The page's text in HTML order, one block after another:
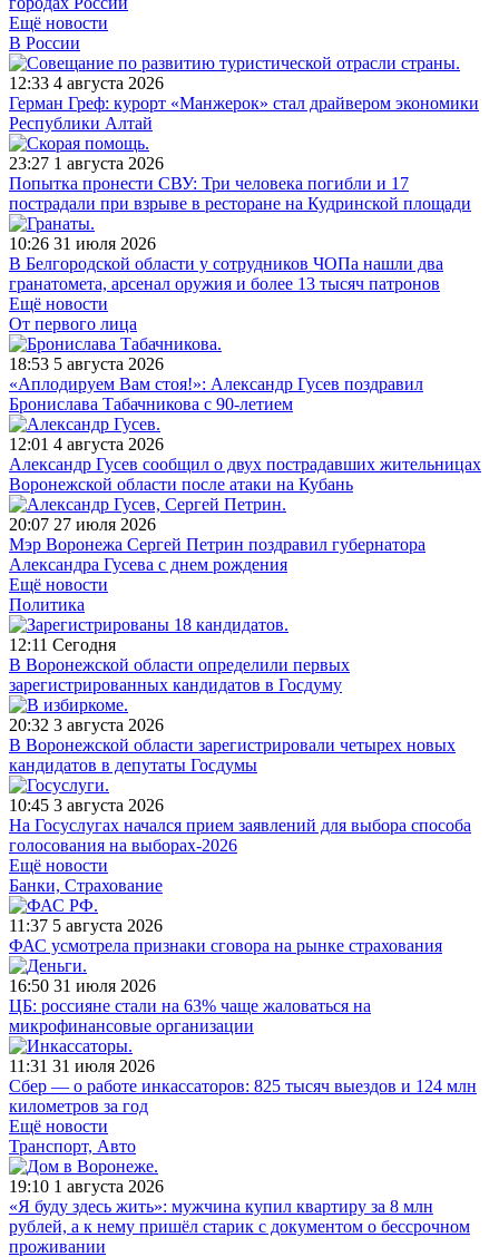
Ещё новости
В России
12:33 4 августа 2026
Герман Греф: курорт «Манжерок» стал драйвером экономики
Республики Алтай
23:27 1 августа 2026
Попытка пронести СВУ: Три человека погибли и 17
пострадали при взрыве в ресторане на Кудринской площади
10:26 31 июля 2026
В Белгородской области у сотрудников ЧОПа нашли два
гранатомета, арсенал оружия и более 13 тысяч патронов
Ещё новости
От первого лица
18:53 5 августа 2026
«Аплодируем Вам стоя!»: Александр Гусев поздравил
Бронислава Табачникова с 90-летием
12:01 4 августа 2026
Александр Гусев сообщил о двух пострадавших жительницах
Воронежской области после атаки на Кубань
20:07 27 июля 2026
Мэр Воронежа Сергей Петрин поздравил губернатора
Александра Гусева с днем рождения
Ещё новости
Политика
12:11 Сегодня
В Воронежской области определили первых
зарегистрированных кандидатов в Госдуму
20:32 3 августа 2026
В Воронежской области зарегистрировали четырех новых
кандидатов в депутаты Госдумы
10:45 3 августа 2026
На Госуслугах начался прием заявлений для выбора способа
голосования на выборах-2026
Ещё новости
Банки, Страхование
11:37 5 августа 2026
ФАС усмотрела признаки сговора на рынке страхования
16:50 31 июля 2026
ЦБ: россияне стали на 63% чаще жаловаться на
микрофинансовые организации
11:31 31 июля 2026
Сбер — о работе инкассаторов: 825 тысяч выездов и 124 млн
километров за год
Ещё новости
Транспорт, Авто
19:10 1 августа 2026
«Я буду здесь жить»: мужчина купил квартиру за 8 млн
рублей, а к нему пришёл старик с документом о бессрочном
проживании